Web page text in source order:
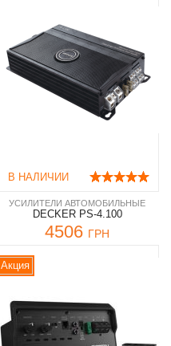
В НАЛИЧИИ
УСИЛИТЕЛИ АВТОМОБИЛЬНЫЕ
DECKER PS-4.100
4506 ГРН
Акция